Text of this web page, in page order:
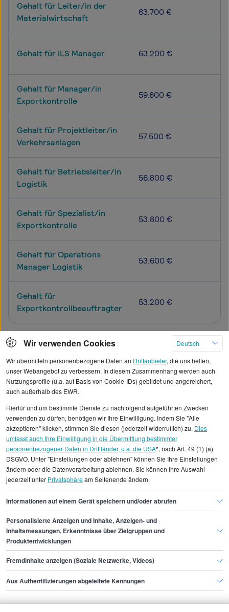
Gehalt für Leiter/in der
Materialwirtschaft
63.700 €
Gehalt für ILS Manager 63.200 €
Gehalt für Manager/in
Exportkontrolle
59.600 €
Gehalt für Projektleiter/in
Verkehrsanlagen
57.500 €
Gehalt für Betriebsleiter/in
Logistik
56.800 €
Gehalt für Spezialist/in
Exportkontrolle
53.800 €
Gehalt für Operations
Manager Logistik
53.600 €
Gehalt für
Exportkontrollbeauftragter
53.200 €
Mehr
statistischen Erhebungen durch StepStone. Es sind
Durchschnittswerte und die Angaben können nicht
einzelnen Stellenangeboten zugeordnet werden.
Gehaltsinformationen Logistik
Wiegemeister/in
Wiegemeister/in Berlin
Finde den Job,
der zu dir passt.
Bewerbende
Wir verwenden Cookies
Deutsch
Wir übermitteln personenbezogene Daten an Drittanbieter, die uns helfen,
unser Webangebot zu verbessern. In diesem Zusammenhang werden auch
Nutzungsprofile (u.a. auf Basis von Cookie-IDs) gebildet und angereichert,
auch außerhalb des EWR.
Hierfür und um bestimmte Dienste zu nachfolgend aufgeführten Zwecken
verwenden zu dürfen, benötigen wir Ihre Einwilligung. Indem Sie "Alle
akzeptieren" klicken, stimmen Sie diesen (jederzeit widerruflich) zu. Dies
umfasst auch Ihre Einwilligung in die Übermittlung bestimmter
personenbezogener Daten in Drittländer, u.a. die USA*, nach Art. 49 (1) (a)
DSGVO. Unter "Einstellungen oder ablehnen" können Sie Ihre Einstellungen
ändern oder die Datenverarbeitung ablehnen. Sie können Ihre Auswahl
jederzeit unter Privatsphäream Seitenende ändern.
Informationen auf einem Gerät speichern und/oder abrufen
Personalisierte Anzeigen und Inhalte, Anzeigen- und
Inhaltsmessungen, Erkenntnisse über Zielgruppen und
Produktentwicklungen
Fremdinhalte anzeigen (Soziale Netzwerke, Videos)
Aus Authentifizierungen abgeleitete Kennungen